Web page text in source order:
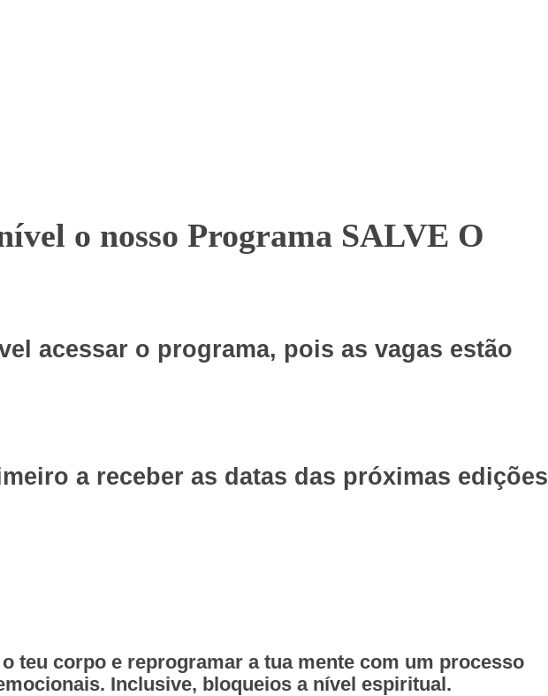
o nosso Programa SALVE O
acessar o programa, pois as vagas estão
a receber as datas das próximas edições
teu corpo e reprogramar a tua mente com um processo
Inclusive, bloqueios a nível espiritual.